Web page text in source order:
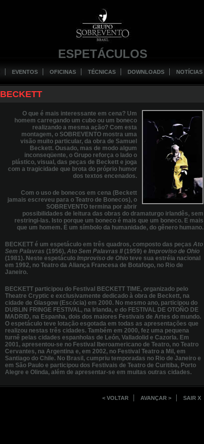
ESPETÁCULOS
EVENTOS OFICINAS TÉCNICAS DOWNLOADS NOTÍCIAS
BECKETT
O que é mais interessante em cena? Um
homem carregando um cubo ou um boneco
realizando a mesma ação? Com esta
montagem, o SOBREVENTO mostra uma
visão muito particular, da obra de Samuel
Beckett. Ousado, mas de modo algum
inconseqüente, o Grupo reforça o lado o
plástico, visual, das peças de Beckett e joga
com a tragicidade que brota do próprio humor
dos textos encenados.
Com o uso de bonecos em cena (Beckett
jamais escreveu para o Teatro de Bonecos), o
SOBREVENTO termina por abrir
possibilidades de leitura das obras do dramaturgo irlandês, sem
restringi-las. Isto porque um boneco é mais que um boneco. E mais
que um homem. É um símbolo da humanidade, do gênero humano.
BECKETT é um espetáculo em três quadros, composto das peças Ato
Sem Palavras (1956), Ato Sem Palavras II(1959) e Improviso de Ohio
(1981). Neste espetáculo Improviso de Ohioteve sua estréia nacional
em 1992, no Teatro da Aliança Francesa de Botafogo, no Rio de
Janeiro.
BECKETT participou do Festival BECKETT TIME, organizado pelo
Theatre Cryptic e exclusivamente dedicado à obra de Beckett, na
cidade de Glasgow (Escócia) em 2000. No mesmo ano, participou do
DUBLIN FRINGE FESTIVAL, na Irlanda, e do FESTIVAL DE OTOÑO DE
MADRID, na Espanha, dois dos maiores Festivais de Artes do mundo.
O espetáculo teve lotação esgotada em todas as apresentações que
realizou nestas três cidades. Também em 2000, fez uma pequena
turnê pelas cidades espanholas de León, Valladolid e Cazorla. Em
2001, apresentou-se no Festival Iberoamericano de Teatro, no Teatro
Cervantes, na Argentina e, em 2002, no Festival Teatro a Mil, em
Santiago do Chile. No Brasil, cumpriu temporadas no Rio de Janeiro e
em São Paulo e participou dos Festivais de Teatro de Curitiba, Porto
Alegre e Olinda, além de apresentar-se em muitas outras cidades.
< VOLTAR AVANÇAR > SAIR X